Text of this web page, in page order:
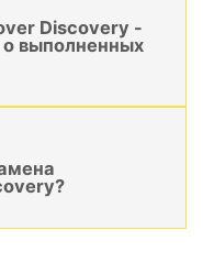
Discovery -
выполненных